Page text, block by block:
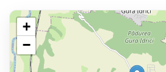
+
−